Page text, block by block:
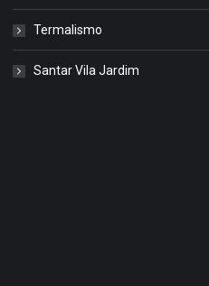
Termalismo
Santar Vila Jardim